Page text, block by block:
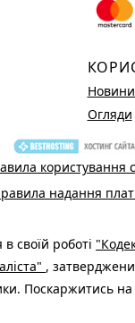
Огляди
користування
надання
в своїй роботі
,
Поскаржитись на